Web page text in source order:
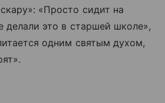
«Просто сидит на
делали это в старшей школе»,
одним святым духом,